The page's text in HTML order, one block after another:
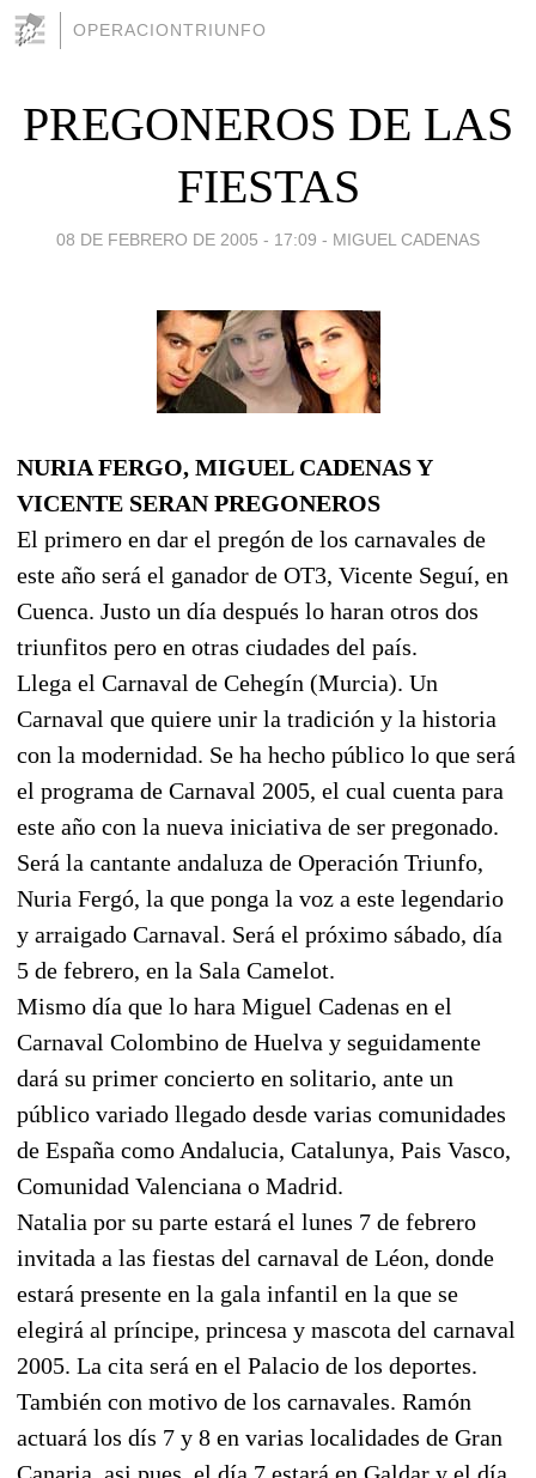
OPERACIONTRIUNFO
PREGONEROS DE LAS
FIESTAS
08 DE FEBRERO DE 2005 - 17:09 - MIGUEL CADENAS
NURIA FERGO, MIGUEL CADENAS Y
VICENTE SERAN PREGONEROS
El primero en dar el pregón de los carnavales de
este año será el ganador de OT3, Vicente Seguí, en
Cuenca. Justo un día después lo haran otros dos
triunfitos pero en otras ciudades del país.
Llega el Carnaval de Cehegín (Murcia). Un
Carnaval que quiere unir la tradición y la historia
con la modernidad. Se ha hecho público lo que será
el programa de Carnaval 2005, el cual cuenta para
este año con la nueva iniciativa de ser pregonado.
Será la cantante andaluza de Operación Triunfo,
Nuria Fergó, la que ponga la voz a este legendario
y arraigado Carnaval. Será el próximo sábado, día
5 de febrero, en la Sala Camelot.
Mismo día que lo hara Miguel Cadenas en el
Carnaval Colombino de Huelva y seguidamente
dará su primer concierto en solitario, ante un
público variado llegado desde varias comunidades
de España como Andalucia, Catalunya, Pais Vasco,
Comunidad Valenciana o Madrid.
Natalia por su parte estará el lunes 7 de febrero
invitada a las fiestas del carnaval de Léon, donde
estará presente en la gala infantil en la que se
elegirá al príncipe, princesa y mascota del carnaval
2005. La cita será en el Palacio de los deportes.
También con motivo de los carnavales. Ramón
actuará los dís 7 y 8 en varias localidades de Gran